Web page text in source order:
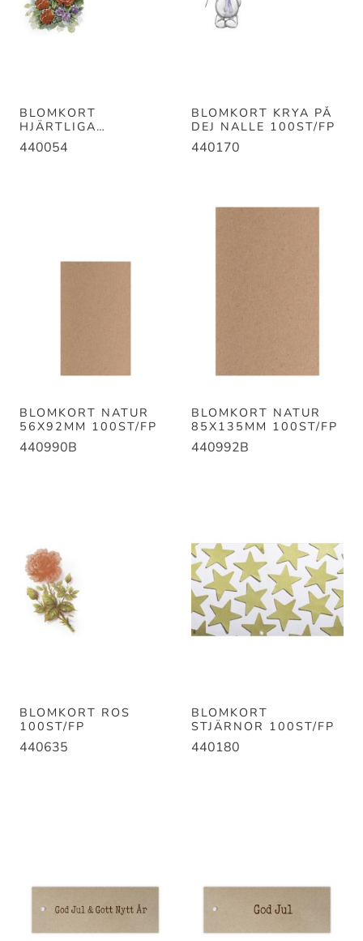
BLOMKORT
HJÄRTLIGA
GRATULATIONER
100ST/FP
440054
BLOMKORT KRYA PÅ
DEJ NALLE 100ST/FP
440170
BLOMKORT NATUR
56X92MM 100ST/FP
440990B
BLOMKORT NATUR
85X135MM 100ST/FP
440992B
BLOMKORT ROS
100ST/FP
440635
BLOMKORT
STJÄRNOR 100ST/FP
440180